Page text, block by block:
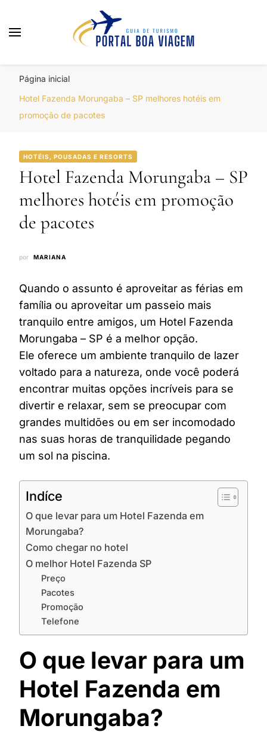
Página inicial
Hotel Fazenda Morungaba – SP melhores hotéis em
promoção de pacotes
HOTÉIS, POUSADAS E RESORTS
Hotel Fazenda Morungaba – SP
melhores hotéis em promoção
de pacotes
por MARIANA
Quando o assunto é aproveitar as férias em
família ou aproveitar um passeio mais
tranquilo entre amigos, um Hotel Fazenda
Morungaba – SP é a melhor opção.
Ele oferece um ambiente tranquilo de lazer
voltado para a natureza, onde você poderá
encontrar muitas opções incríveis para se
divertir e relaxar, sem se preocupar com
grandes multidões ou em ser incomodado
nas suas horas de tranquilidade pegando
um sol na piscina.
Indíce
O que levar para um Hotel Fazenda em
Morungaba?
Como chegar no hotel
O melhor Hotel Fazenda SP
Preço
Pacotes
Promoção
Telefone
O que levar para um
Hotel Fazenda em
Morungaba?